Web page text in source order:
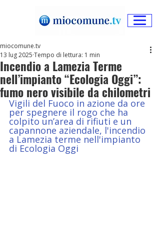
Incendio a Lamezia Terme
nell’impianto “Ecologia Oggi”:
fumo nero visibile da chilometri
miocomune.tv
13 lug 2025 Tempo di lettura: 1 min
Vigili del Fuoco in azione da ore
per spegnere il rogo che ha
colpito un’area di rifiuti e un
capannone aziendale, l'incendio
a Lamezia terme nell'impianto
di Ecologia Oggi